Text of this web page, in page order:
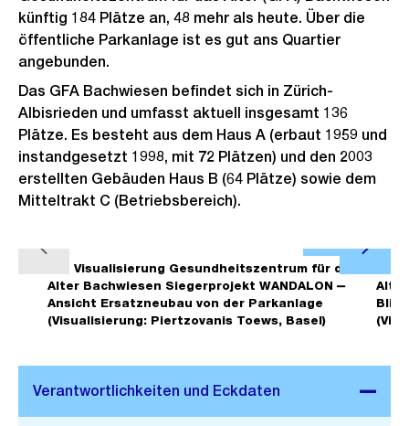
künftig 184 Plätze an, 48 mehr als heute. Über die
öffentliche Parkanlage ist es gut ans Quartier
angebunden.
Das GFA Bachwiesen befindet sich in Zürich-
Albisrieden und umfasst aktuell insgesamt 136
Plätze. Es besteht aus dem Haus A (erbaut 1959 und
instandgesetzt 1998, mit 72 Plätzen) und den 2003
erstellten Gebäuden Haus B (64 Plätze) sowie dem
Mitteltrakt C (Betriebsbereich).
o
r
r
ä
c
f
f
B
l
Visualisierung Gesundheitszentrum für das
Alter Bachwiesen Siegerprojekt WANDALON ‒
Ansicht Ersatzneubau von der Parkanlage
(Visualisierung: Piertzovanis Toews, Basel)
Alter